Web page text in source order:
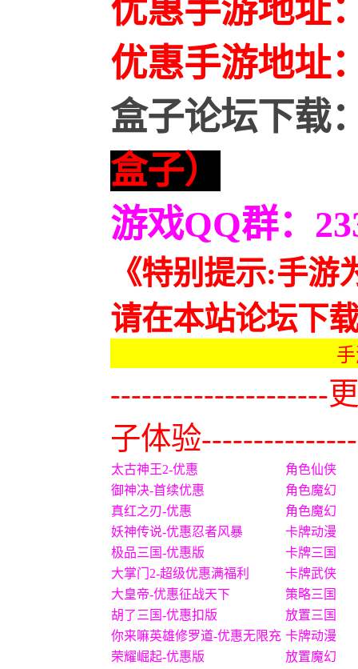
优惠手游地址
优惠手游地址
盒子论坛下载
盒子）
游戏QQ群：
《特别提示:手
请在本站论坛下
---------------------
子体验
太古神王2-优惠
角色仙侠
御神决-首续优惠
角色魔幻
真红之刃-优惠
角色魔幻
妖神传说-优惠忍者风暴
卡牌动漫
极品三国-优惠版
卡牌三国
大掌门2-超级优惠满福利
卡牌武侠
大皇帝-优惠征战天下
策略三国
胡了三国-优惠扣版
放置三国
你来嘛英雄修罗道-优惠无限充 卡牌动漫
荣耀崛起-优惠版
放置魔幻